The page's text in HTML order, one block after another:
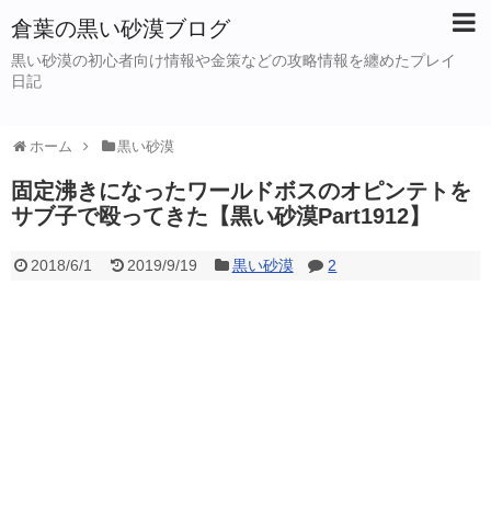
倉葉の黒い砂漠ブログ
黒い砂漠の初心者向け情報や金策などの攻略情報を纏めたプレイ
日記
ホーム 黒い砂漠
固定沸きになったワールドボスのオピンテトを
サブ子で殴ってきた【黒い砂漠Part1912】
2018/6/1 2019/9/19 黒い砂漠 2